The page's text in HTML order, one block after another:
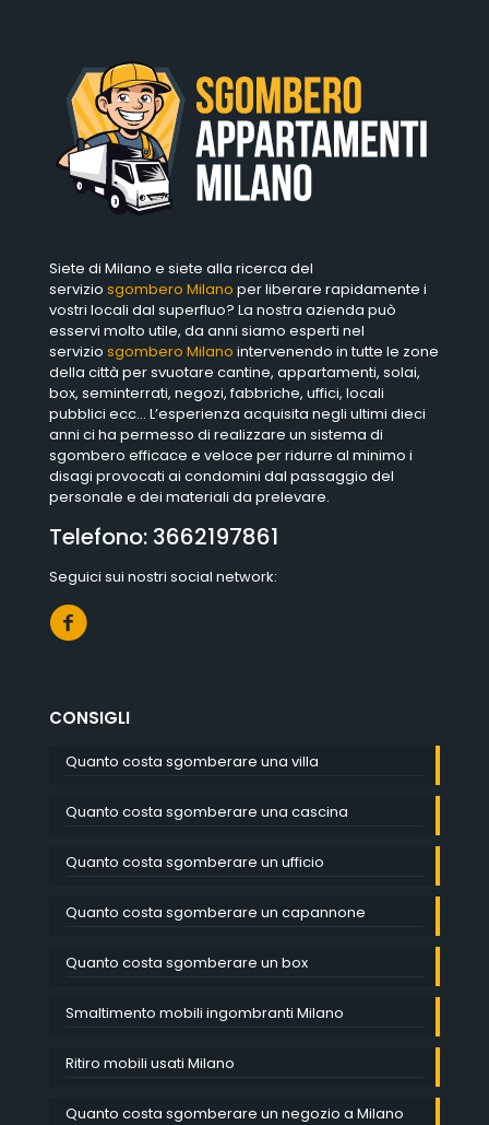
Siete di Milano e siete alla ricerca del
servizio sgombero Milano per liberare rapidamente i
vostri locali dal superfluo? La nostra azienda può
esservi molto utile, da anni siamo esperti nel
servizio sgombero Milano intervenendo in tutte le zone
della città per svuotare cantine, appartamenti, solai,
box, seminterrati, negozi, fabbriche, uffici, locali
pubblici ecc… L’esperienza acquisita negli ultimi dieci
anni ci ha permesso di realizzare un sistema di
sgombero efficace e veloce per ridurre al minimo i
disagi provocati ai condomini dal passaggio del
personale e dei materiali da prelevare.
Telefono: 3662197861
Seguici sui nostri social network:
CONSIGLI
Quanto costa sgomberare una villa
Quanto costa sgomberare una cascina
Quanto costa sgomberare un ufficio
Quanto costa sgomberare un capannone
Quanto costa sgomberare un box
Smaltimento mobili ingombranti Milano
Ritiro mobili usati Milano
Quanto costa sgomberare un negozio a Milano